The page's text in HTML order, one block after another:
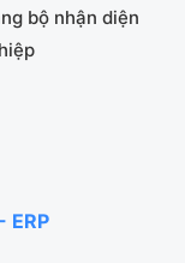
bộ nhận diện
ERP